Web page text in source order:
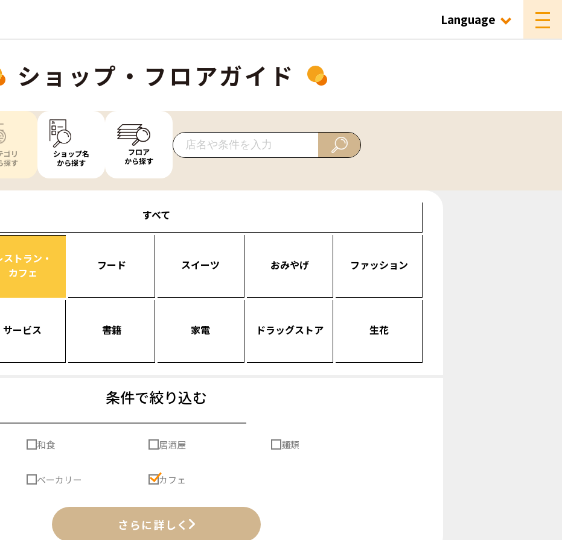
Language
ショップ・フロアガイド
ゴリ
探す
ショップ名
から探す
フロア
から探す
すべて
ストラン・
カフェ
フード スイーツ おみやげ ファッション
サービス 書籍 家電 ドラッグストア 生花
条件で絞り込む
和食 居酒屋 麺類
ベーカリー カフェ
さらに詳しく